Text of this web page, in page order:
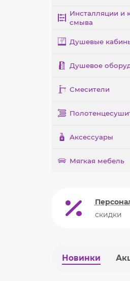
Инсталляции и
смыва
Душевые
Душевое
Смесители
Аксессуары
Мягкая мебель
скидки
Новинки